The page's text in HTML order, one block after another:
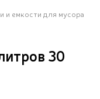
и емкости для мусора
30